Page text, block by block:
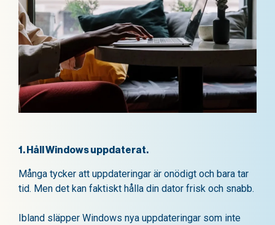
1. Håll Windows uppdaterat.
Många tycker att uppdateringar är onödigt och bara tar
tid. Men det kan faktiskt hålla din dator frisk och snabb.
Ibland släpper Windows nya uppdateringar som inte